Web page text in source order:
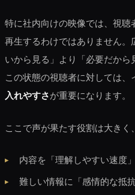
特に社内向けの映像では、視聴
再生するわけではありません。
いから見る」より「必要だから
この状態の視聴者に対しては、
入れやすさが重要になります。
ここで声が果たす役割は大きく
内容を「理解しやすい速度
難しい情報に「感情的な抵